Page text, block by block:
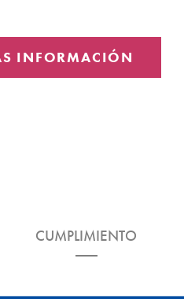
CUMPLIMIENTO